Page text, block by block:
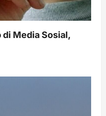
di Media Sosial,